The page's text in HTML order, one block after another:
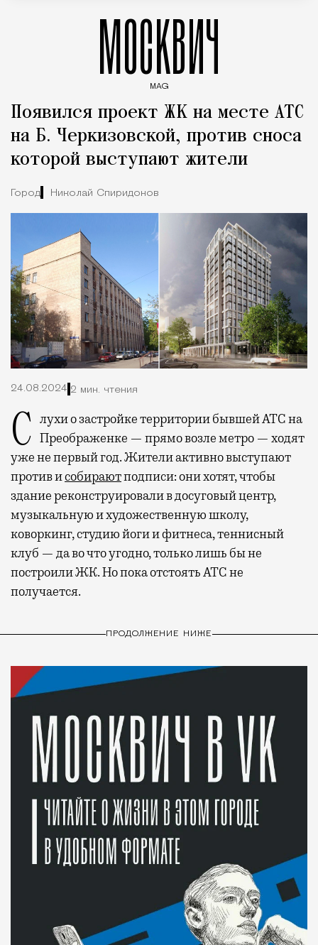
МОСКВИЧ
MAG
Появился проект ЖК на месте АТС
на Б. Черкизовской, против сноса
которой выступают жители
Город Николай Спиридонов
24.08.2024 2 мин. чтения
Слухи о застройке территории бывшей АТС на Преображенке — прямо возле метро — ходят
уже не первый год. Жители активно выступают
против исобираютподписи: они хотят, чтобы
здание реконструировали в досуговый центр,
музыкальную и художественную школу,
коворкинг, студию йоги и фитнеса, теннисный
клуб — да во что угодно, только лишь бы не
построили ЖК. Но пока отстоять АТС не
получается.
ПРОДОЛЖЕНИЕ НИЖЕ